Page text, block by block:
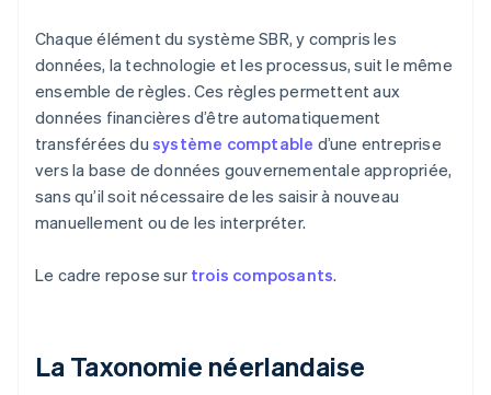
Chaque élément du système SBR, y compris les
données, la technologie et les processus, suit le même
ensemble de règles. Ces règles permettent aux
données financières d’être automatiquement
transférées du système comptable d’une entreprise
vers la base de données gouvernementale appropriée,
sans qu’il soit nécessaire de les saisir à nouveau
manuellement ou de les interpréter.
Le cadre repose sur trois composants.
La Taxonomie néerlandaise